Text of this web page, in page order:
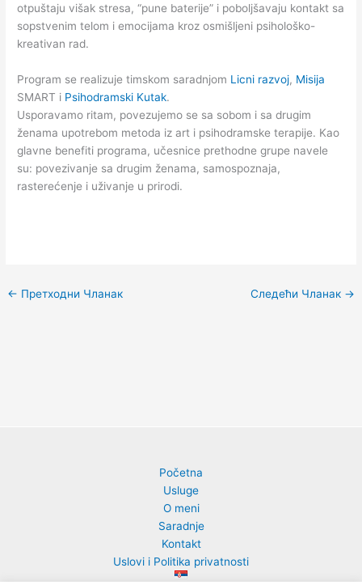
otpuštaju višak stresa, “pune baterije” i poboljšavaju kontakt sa
sopstvenim telom i emocijama kroz osmišljeni psihološko-
kreativan rad.
Program se realizuje timskom saradnjom Licni razvoj, Misija
SMART i Psihodramski Kutak.
Usporavamo ritam, povezujemo se sa sobom i sa drugim
ženama upotrebom metoda iz art i psihodramske terapije. Kao
glavne benefiti programa, učesnice prethodne grupe navele
su: povezivanje sa drugim ženama, samospoznaja,
rasterećenje i uživanje u prirodi.
← Претходни Чланак Следећи Чланак →
Početna
Usluge
O meni
Saradnje
Kontakt
Uslovi i Politika privatnosti